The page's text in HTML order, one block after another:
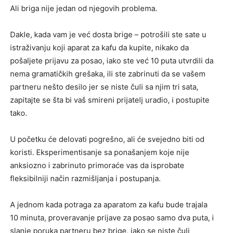
Ali briga nije jedan od njegovih problema.
Dakle, kada vam je već dosta brige – potrošili ste sate u
istraživanju koji aparat za kafu da kupite, nikako da
pošaljete prijavu za posao, iako ste već 10 puta utvrdili da
nema gramatičkih grešaka, ili ste zabrinuti da se vašem
partneru nešto desilo jer se niste čuli sa njim tri sata,
zapitajte se šta bi vaš smireni prijatelj uradio, i postupite
tako.
U početku će delovati pogrešno, ali će svejedno biti od
koristi. Eksperimentisanje sa ponašanjem koje nije
anksiozno i zabrinuto primoraće vas da isprobate
fleksibilniji način razmišljanja i postupanja.
A jednom kada potraga za aparatom za kafu bude trajala
10 minuta, proveravanje prijave za posao samo dva puta, i
slanje poruka partneru bez brige, iako se niste čuli